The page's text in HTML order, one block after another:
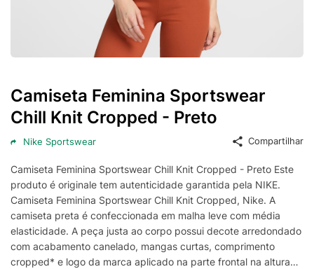
Camiseta Feminina Sportswear
Chill Knit Cropped - Preto
Nike Sportswear Compartilhar
Camiseta Feminina Sportswear Chill Knit Cropped - Preto Este
produto é originale tem autenticidade garantida pela NIKE.
Camiseta Feminina Sportswear Chill Knit Cropped, Nike. A
camiseta preta é confeccionada em malha leve com média
elasticidade. A peça justa ao corpo possui decote arredondado
com acabamento canelado, mangas curtas, comprimento
cropped* e logo da marca aplicado na parte frontal na altura